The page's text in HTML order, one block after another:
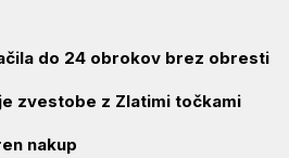
do 24 obrokov brez obresti
zvestobe z Zlatimi točkami
nakup